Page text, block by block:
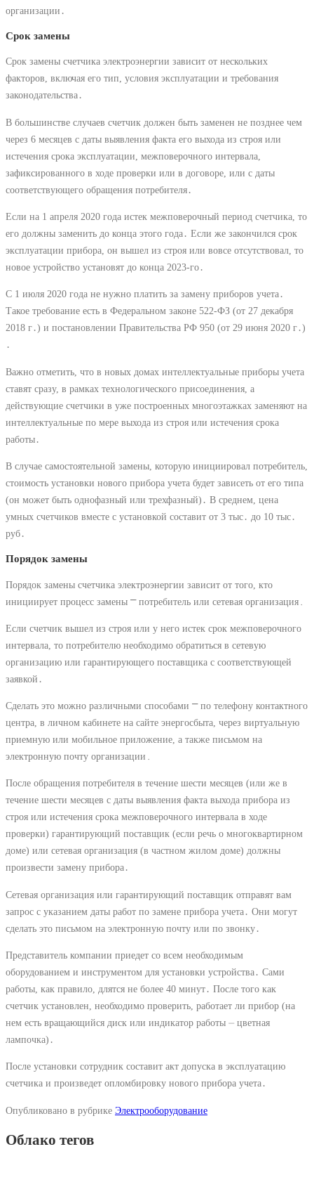
организации․
Срок замены
Срок замены счетчика электроэнергии зависит от нескольких
факторов, включая его тип, условия эксплуатации и требования
законодательства․
В большинстве случаев счетчик должен быть заменен не позднее чем
через 6 месяцев с даты выявления факта его выхода из строя или
истечения срока эксплуатации, межповерочного интервала,
зафиксированного в ходе проверки или в договоре, или с даты
соответствующего обращения потребителя․
Если на 1 апреля 2020 года истек межповерочный период счетчика, то
его должны заменить до конца этого года․ Если же закончился срок
эксплуатации прибора, он вышел из строя или вовсе отсутствовал, то
новое устройство установят до конца 2023-го․
С 1 июля 2020 года не нужно платить за замену приборов учета․
Такое требование есть в Федеральном законе 522-ФЗ (от 27 декабря
2018 г․) и постановлении Правительства РФ 950 (от 29 июня 2020 г․)
․
Важно отметить, что в новых домах интеллектуальные приборы учета
ставят сразу, в рамках технологического присоединения, а
действующие счетчики в уже построенных многоэтажках заменяют на
интеллектуальные по мере выхода из строя или истечения срока
работы․
В случае самостоятельной замены, которую инициировал потребитель,
стоимость установки нового прибора учета будет зависеть от его типа
(он может быть однофазный или трехфазный)․ В среднем, цена
умных счетчиков вместе с установкой составит от 3 тыс․ до 10 тыс․
руб․
Порядок замены
Порядок замены счетчика электроэнергии зависит от того, кто
инициирует процесс замены ⎻ потребитель или сетевая организация․
Если счетчик вышел из строя или у него истек срок межповерочного
интервала, то потребителю необходимо обратиться в сетевую
организацию или гарантирующего поставщика с соответствующей
заявкой․
Сделать это можно различными способами ⎻ по телефону контактного
центра, в личном кабинете на сайте энергосбыта, через виртуальную
приемную или мобильное приложение, а также письмом на
электронную почту организации․
После обращения потребителя в течение шести месяцев (или же в
течение шести месяцев с даты выявления факта выхода прибора из
строя или истечения срока межповерочного интервала в ходе
проверки) гарантирующий поставщик (если речь о многоквартирном
доме) или сетевая организация (в частном жилом доме) должны
произвести замену прибора․
Сетевая организация или гарантирующий поставщик отправят вам
запрос с указанием даты работ по замене прибора учета․ Они могут
сделать это письмом на электронную почту или по звонку․
Представитель компании приедет со всем необходимым
оборудованием и инструментом для установки устройства․ Сами
работы, как правило, длятся не более 40 минут․ После того как
счетчик установлен, необходимо проверить, работает ли прибор (на
нем есть вращающийся диск или индикатор работы ⏤ цветная
лампочка)․
После установки сотрудник составит акт допуска в эксплуатацию
счетчика и произведет опломбировку нового прибора учета․
Опубликовано в рубрике Электрооборудование
Облако тегов